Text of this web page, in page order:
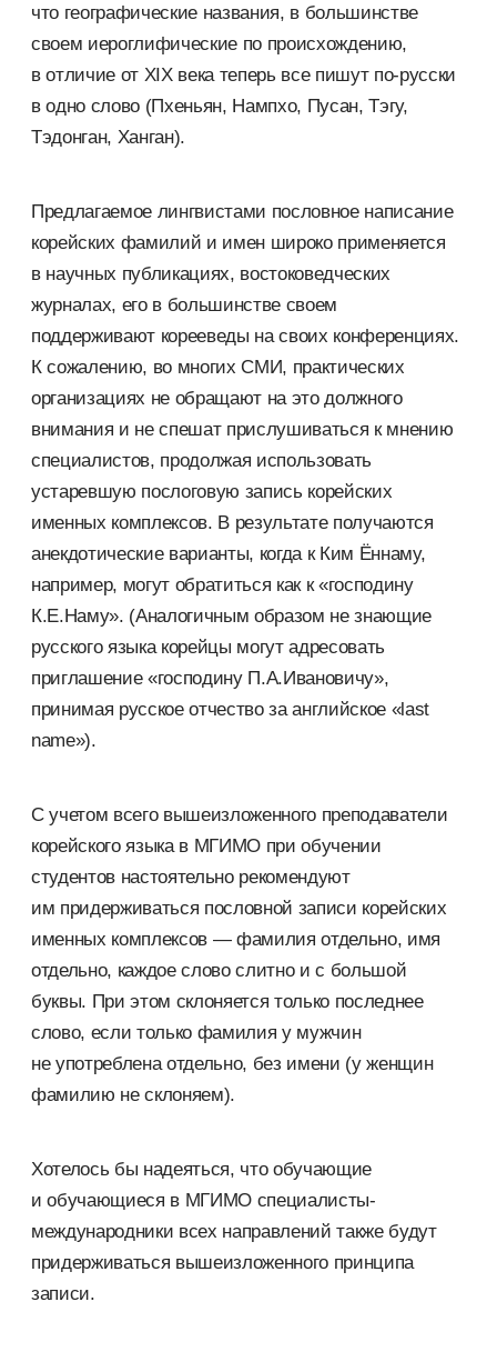
что географические названия, в большинстве
своем иероглифические по происхождению,
в отличие от XIX века теперь все пишут по-русски
в одно слово (Пхеньян, Нампхо, Пусан, Тэгу,
Тэдонган, Ханган).
Предлагаемое лингвистами пословное написание
корейских фамилий и имен широко применяется
в научных публикациях, востоковедческих
журналах, его в большинстве своем
поддерживают корееведы на своих конференциях.
К сожалению, во многих СМИ, практических
организациях не обращают на это должного
внимания и не спешат прислушиваться к мнению
специалистов, продолжая использовать
устаревшую послоговую запись корейских
именных комплексов. В результате получаются
анекдотические варианты, когда к Ким Ённаму,
например, могут обратиться как к «господину
К.Е.Наму». (Аналогичным образом не знающие
русского языка корейцы могут адресовать
приглашение «господину П.А.Ивановичу»,
принимая русское отчество за английское «last
name»).
С учетом всего вышеизложенного преподаватели
корейского языка в МГИМО при обучении
студентов настоятельно рекомендуют
им придерживаться пословной записи корейских
именных комплексов — фамилия отдельно, имя
отдельно, каждое слово слитно и с большой
буквы. При этом склоняется только последнее
слово, если только фамилия у мужчин
не употреблена отдельно, без имени (у женщин
фамилию не склоняем).
Хотелось бы надеяться, что обучающие
и обучающиеся в МГИМО специалисты-
международники всех направлений также будут
придерживаться вышеизложенного принципа
записи.